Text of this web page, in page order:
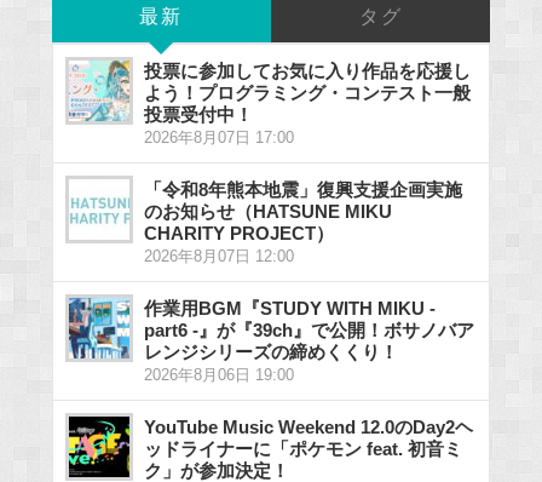
最新 タグ
投票に参加してお気に入り作品を応援し
よう！プログラミング・コンテスト一般
投票受付中！
2026年8月07日 17:00
「令和8年熊本地震」復興支援企画実施
のお知らせ（HATSUNE MIKU
CHARITY PROJECT）
2026年8月07日 12:00
作業用BGM『STUDY WITH MIKU -
part6 -』が『39ch』で公開！ボサノバア
レンジシリーズの締めくくり！
2026年8月06日 19:00
YouTube Music Weekend 12.0のDay2ヘ
ッドライナーに「ポケモン feat. 初音ミ
ク」が参加決定！